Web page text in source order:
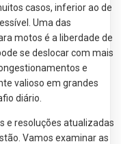
casos, inferior ao de
Uma das
motos é a liberdade de
se deslocar com mais
e
valioso em grandes
diário.
e resoluções atualizadas
Vamos examinar as